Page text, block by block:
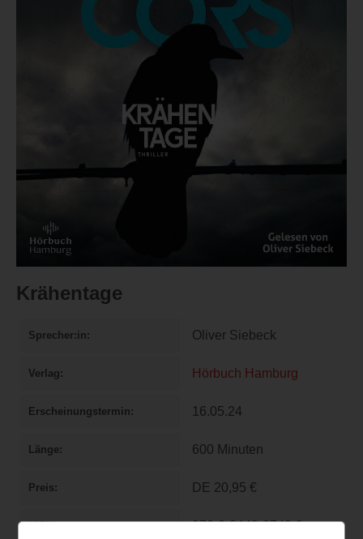
Krähentage
Sprecher:in Oliver Siebeck
Verlag Hörbuch Hamburg
Erscheinungstermin 16.05.24
Länge 600 Minuten
Preis DE 20,95 €
ISBN 978-3-8449-3742-8